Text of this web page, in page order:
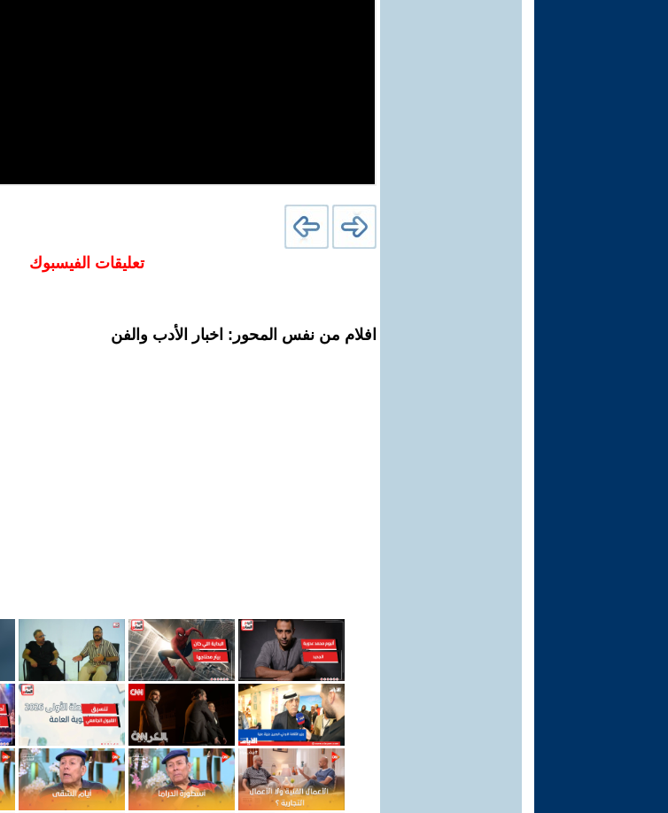
تعليقات الفيسبوك
افلام من نفس المحور: اخبار الأدب والفن